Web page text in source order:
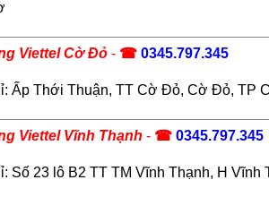
Viettel Cờ Đỏ - ☎ 0345.797.345
Ấp Thới Thuận, TT Cờ Đỏ, Cờ Đỏ, TP
Viettel Vĩnh Thạnh - ☎ 0345.797.345
Số 23 lô B2 TT TM Vĩnh Thạnh, H Vĩnh